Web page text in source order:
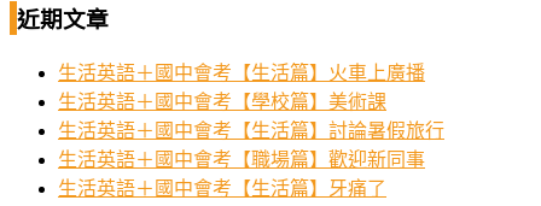
近期文章
生活英語＋國中會考【生活篇】火車上廣播
生活英語＋國中會考【學校篇】美術課
生活英語＋國中會考【生活篇】討論暑假旅行
生活英語＋國中會考【職場篇】歡迎新同事
生活英語＋國中會考【生活篇】牙痛了